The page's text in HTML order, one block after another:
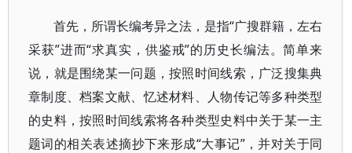
首先，所谓长编考异之法，是指“广搜群籍，左右
采获”进而“求真实，供鉴戒”的历史长编法。简单来
说，就是围绕某一问题，按照时间线索，广泛搜集典
章制度、档案文献、忆述材料、人物传记等多种类型
的史料，按照时间线索将各种类型史料中关于某一主
题词的相关表述摘抄下来形成“大事记”，并对关于同